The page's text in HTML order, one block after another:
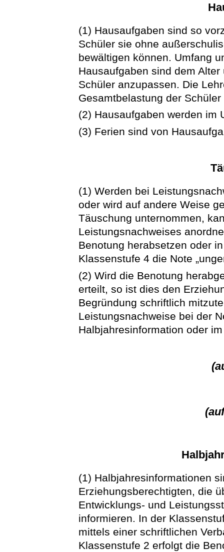
(1) Hausaufgaben sind so
Schüler sie ohne
bewältigen können. Umfang
Hausaufgaben sind dem
Schüler anzupassen. Die
Gesamtbelastung der
(2) Hausaufgaben werden im
(3) Ferien sind von
(1) Werden bei
oder wird auf andere Weise
Täuschung unternommen,
Leistungsnachweises
Benotung herabsetzen oder
Klassenstufe 4 die Note
(2) Wird die Benotung
erteilt, so ist dies den
Begründung schriftlich
Leistungsnachweise bei der
Halbjahresinformation oder
(1) Halbjahresinformationen
Erziehungsberechtigten, die
Entwicklungs- und
informieren. In der
mittels einer schriftlichen
Klassenstufe 2 erfolgt die